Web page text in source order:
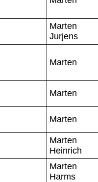
Marten
Jurjens
Marten
Marten
Marten
Marten
Heinrich
Marten
Harms